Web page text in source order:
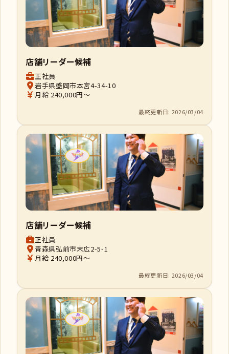
店舗リーダー候補
正社員
岩手県盛岡市本宮4-34-10
月給 240,000円～
最終更新日: 2026/03/04
店舗リーダー候補
正社員
青森県弘前市末広2-5-1
月給 240,000円～
最終更新日: 2026/03/04